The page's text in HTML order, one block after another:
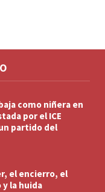
como niñera en
por el ICE
partido del
el encierro, el
la huida